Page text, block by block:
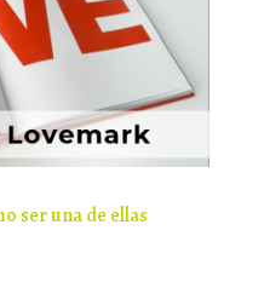
ser una de ellas